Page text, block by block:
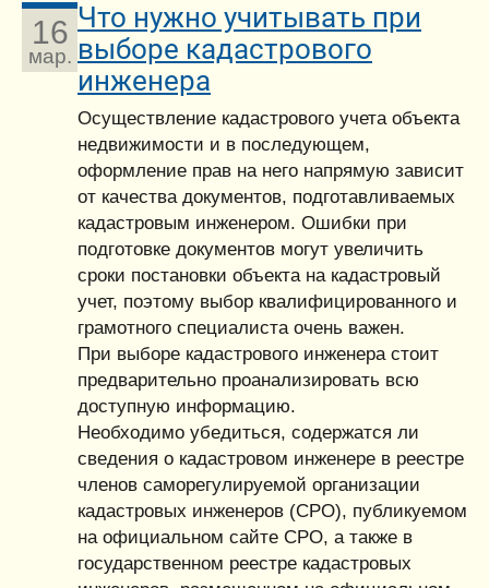
16
мар.
Что нужно учитывать при
выборе кадастрового
инженера
Осуществление кадастрового учета объекта
недвижимости и в последующем,
оформление прав на него напрямую зависит
от качества документов, подготавливаемых
кадастровым инженером. Ошибки при
подготовке документов могут увеличить
сроки постановки объекта на кадастровый
учет, поэтому выбор квалифицированного и
грамотного специалиста очень важен.
При выборе кадастрового инженера стоит
предварительно проанализировать всю
доступную информацию.
Необходимо убедиться, содержатся ли
сведения о кадастровом инженере в реестре
членов саморегулируемой организации
кадастровых инженеров (СРО), публикуемом
на официальном сайте СРО, а также в
государственном реестре кадастровых